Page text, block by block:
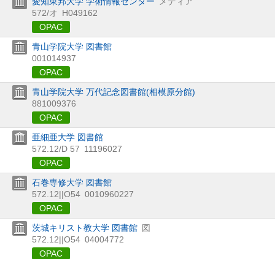
572/オ H049162
OPAC
青山学院大学 図書館
001014937
OPAC
青山学院大学 万代記念図書館(相模原分館)
881009376
OPAC
亜細亜大学 図書館
572.12/D 57 11196027
OPAC
石巻専修大学 図書館
572.12||O54 0010960227
OPAC
茨城キリスト教大学 図書館 図
572.12||O54 04004772
OPAC